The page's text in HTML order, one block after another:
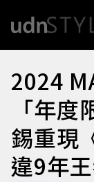
2024
「年
錫重現
違9年